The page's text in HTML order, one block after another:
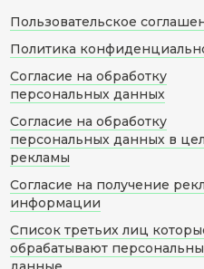
Пользовательское
Политика
Согласие на обработку
персональных данных
Согласие на обработку
персональных данных в
рекламы
Согласие на получение
информации
Список третьих лиц
обрабатывают